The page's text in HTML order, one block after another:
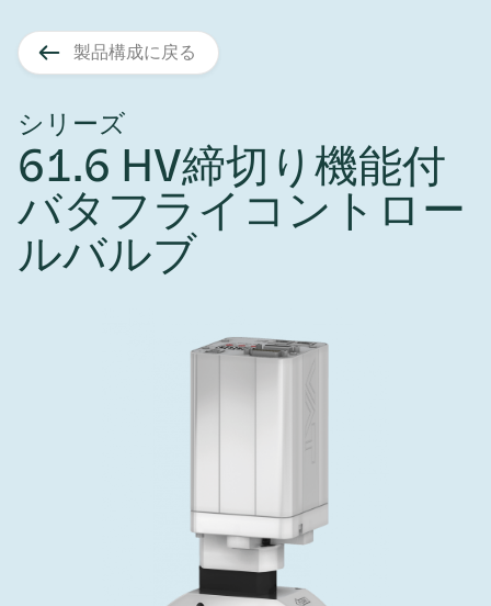
9月 17, 2026 イベント情報
Semicon India 2026で精密技術を追求
し、進歩を支えます。
真空コントロールバルブ
真空アイソレーションバルブ
真空ゲートバルブ
真空アングルバルブ、インラインバルブ、シリンダーバル
ブ
フランジコネクタとガスケット
VATエッジ溶接メタルベローズ
真空モジュール
かいけつさく
半導体製造
プロセスコントロールとアイソレーション
基板搬送
サブファブシステム
ディスプレイ製造
ディスプレイのドライエッチング
スパッタリング
薄膜封止(CVD)
OLED 蒸着
科学機器と医学
医療・医薬品分野
コーティング
真空炉
真空輸送
バッテリー製造
結晶成長
太陽電池薄膜の蒸着
サブファブシステム
宇宙シミュレーション
高エネルギー物理学
製品サービス
アップグレード＆レトロフィットソリューション
スペアパーツ
標準修理サービス
固定価格修理サービス
企業責任
インベストリレーションズ
Financial reports
Presentations
Shares and debt
コーポレートガバナンス
サプライチェーンマネジメント
製品構成に戻る
シリーズ
61.6 HV締切り機能付
バタフライコントロー
ルバルブ